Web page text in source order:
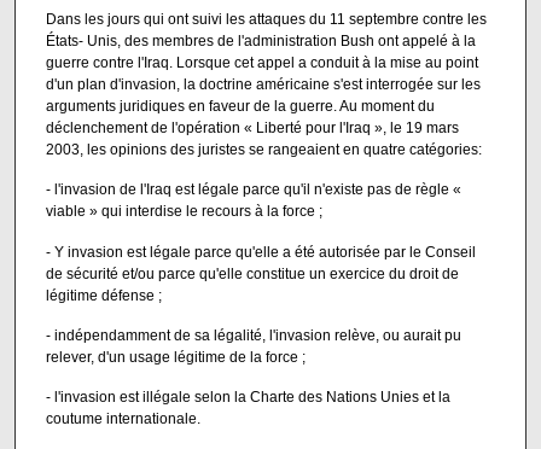
Dans les jours qui ont suivi les attaques du 11 septembre contre les
États- Unis, des membres de l'administration Bush ont appelé à la
guerre contre l'Iraq. Lorsque cet appel a conduit à la mise au point
d'un plan d'invasion, la doctrine américaine s'est interrogée sur les
arguments juridiques en faveur de la guerre. Au moment du
déclenchement de l'opération « Liberté pour l'Iraq », le 19 mars
2003, les opinions des juristes se rangeaient en quatre catégories:
- l'invasion de l'Iraq est légale parce qu'il n'existe pas de règle «
viable » qui interdise le recours à la force ;
- Y invasion est légale parce qu'elle a été autorisée par le Conseil
de sécurité et/ou parce qu'elle constitue un exercice du droit de
légitime défense ;
- indépendamment de sa légalité, l'invasion relève, ou aurait pu
relever, d'un usage légitime de la force ;
- l'invasion est illégale selon la Charte des Nations Unies et la
coutume internationale.